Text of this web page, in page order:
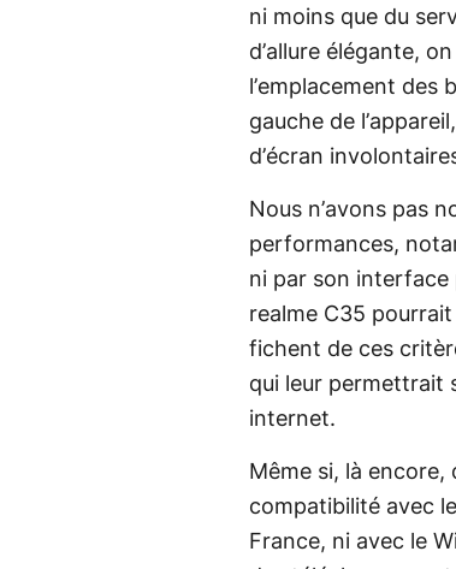
ni moins que du
d’allure élégante,
l’emplacement
gauche de
d’écran
Nous n’avons pas
performances,
ni par son interface
realme C35
fichent de ces
qui leur permettrait
internet.
Même si, là
compatibilité avec
France, ni avec le